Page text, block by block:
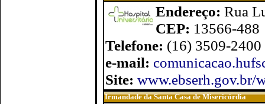
Endereço: Rua
CEP: 13566-488
Telefone: (16) 3509-2400
e-mail:
Site: www.ebserh.gov.br/
Irmandade da Santa Casa de Misericórdia